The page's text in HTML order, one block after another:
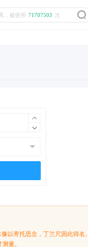
，被使用 71707503 次
以寄托思念，丁兰尺因此得名。
量。